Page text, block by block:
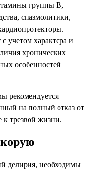
группы В,
спазмолитики,
учетом характера и
хронических
особенностей
рекомендуется
на полный отказ от
к трезвой жизни.
делирия, необходимы